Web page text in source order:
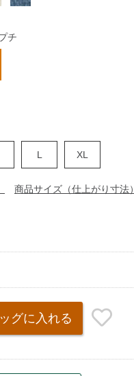
チ
L XL
商品サイズ（仕上がり寸法）
グに入れる